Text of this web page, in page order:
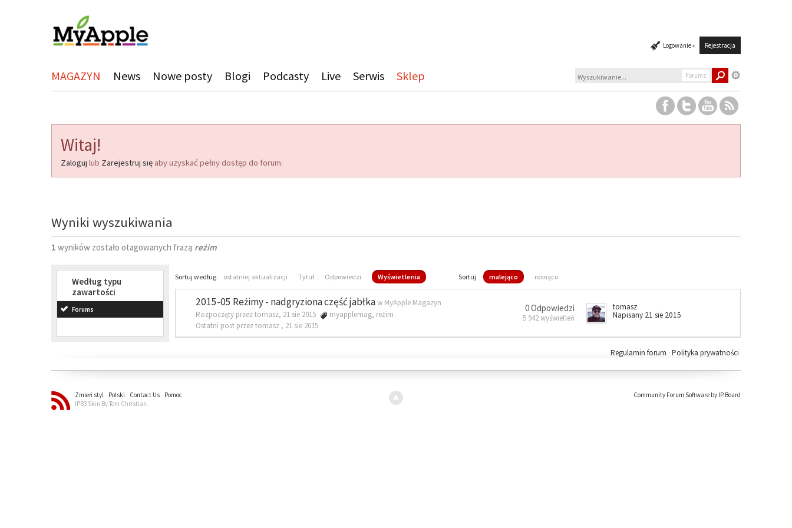
Logowanie » Rejestracja
MAGAZYN News Nowe posty Blogi Podcasty Live Serwis Sklep Forums
Witaj!
Zaloguj lub Zarejestruj się aby uzyskać pełny dostęp do forum.
Wyniki wyszukiwania
1 wyników zostało otagowanych frazą reżim
Według typu
zawartości
Forums
Sortuj według ostatniej aktualizacji Tytuł Odpowiedzi Wyświetlenia Sortuj malejąco rosnąco
2015-05 Reżimy - nadgryziona część jabłkaw MyApple Magazyn
Rozpoczęty przez tomasz, 21 sie 2015
myapplemag, reżim
Ostatni post przez tomasz , 21 sie 2015
0 Odpowiedzi
5 942 wyświetleń
tomasz
Napisany 21 sie 2015
Polityka prywatności
Regulamin forum ·
Zmień styl Polski Contact Us
Pomoc
IPB3 Skin By Tom Christian.
Community Forum Software by IP.Board